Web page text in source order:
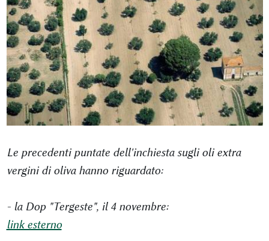
Le precedenti puntate dell'inchiesta sugli oli extra
vergini di oliva hanno riguardato:
- la Dop "Tergeste", il 4 novembre:
link esterno